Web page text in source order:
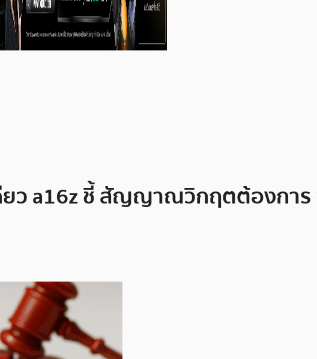
ว a16z ชี้ สัญญาณวิกฤตต้องการ